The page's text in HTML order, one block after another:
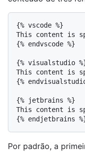
{% vscode %}
This content is
{% endvscode %}
{% visualstudio
This content is
{%
{% jetbrains %}
This content is
Por padrão, a